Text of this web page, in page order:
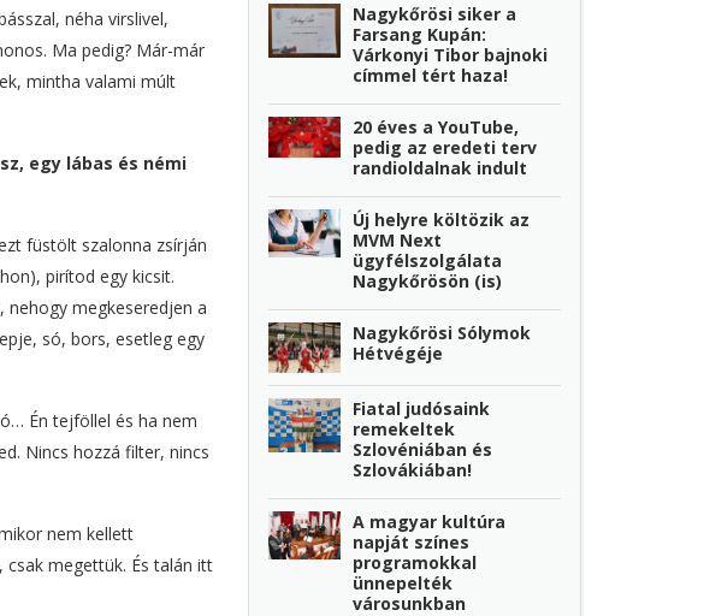
néha virslivel,
Ma pedig? Már-már
mintha valami múlt
egy lábas és némi
füstölt szalonna zsírján
pirítod egy kicsit.
nehogy megkeseredjen a
só, bors, esetleg egy
Én tejföllel és ha nem
Nincs hozzá filter, nincs
nem kellett
megettük. És talán itt
Nagykőrösi siker a
Farsang Kupán:
Várkonyi Tibor bajnoki
címmel tért haza!
20 éves a YouTube,
pedig az eredeti terv
randioldalnak indult
Új helyre költözik az
MVM Next
ügyfélszolgálata
Nagykőrösön (is)
Nagykőrösi Sólymok
Hétvégéje
Fiatal judósaink
remekeltek
Szlovéniában és
Szlovákiában!
A magyar kultúra
napját színes
programokkal
ünnepelték
városunkban